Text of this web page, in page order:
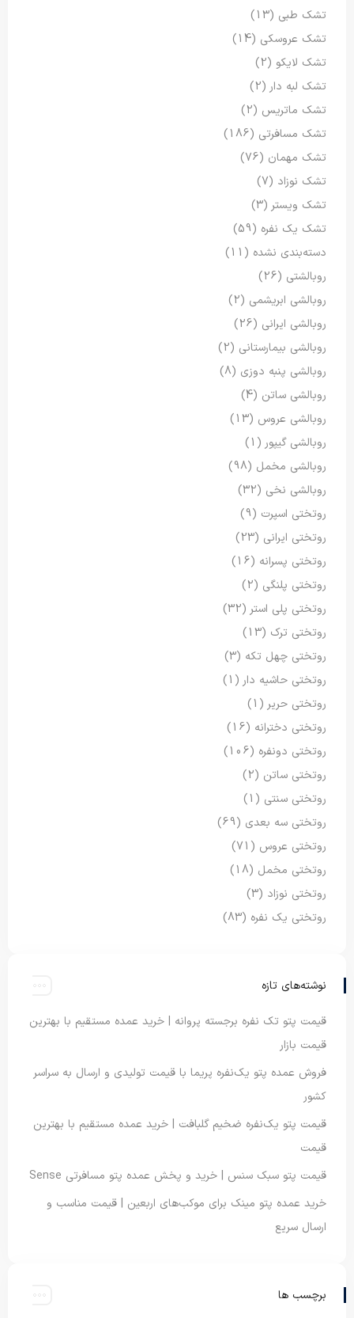
تشک طبی (13)
تشک عروسکی (14)
تشک لایکو (2)
تشک لبه دار (2)
تشک ماتریس (2)
تشک مسافرتی (186)
تشک مهمان (76)
تشک نوزاد (7)
تشک ویستر (3)
تشک یک نفره (59)
دسته‌بندی نشده (11)
روبالشتی (26)
روبالشی ابریشمی (2)
روبالشی ایرانی (26)
روبالشی بیمارستانی (2)
روبالشی پنبه دوزی (8)
روبالشی ساتن (4)
روبالشی عروس (13)
روبالشی گیپور (1)
روبالشی مخمل (98)
روبالشی نخی (32)
روتختی اسپرت (9)
روتختی ایرانی (23)
روتختی پسرانه (16)
روتختی پلنگی (2)
روتختی پلی استر (32)
روتختی ترک (13)
روتختی چهل تکه (3)
روتختی حاشیه دار (1)
روتختی حریر (1)
روتختی دخترانه (16)
روتختی دونفره (106)
روتختی ساتن (2)
روتختی سنتی (1)
روتختی سه بعدی (69)
روتختی عروس (71)
روتختی مخمل (18)
روتختی نوزاد (3)
روتختی یک نفره (83)
نوشته‌های تازه
قیمت پتو تک نفره برجسته پروانه | خرید عمده مستقیم با بهترین
قیمت بازار
فروش عمده پتو یک‌نفره پریما با قیمت تولیدی و ارسال به سراسر
کشور
قیمت پتو یک‌نفره ضخیم گلبافت | خرید عمده مستقیم با بهترین
قیمت
قیمت پتو سبک سنس | خرید و پخش عمده پتو مسافرتی Sense
خرید عمده پتو مینک برای موکب‌های اربعین | قیمت مناسب و
ارسال سریع
برچسب ها